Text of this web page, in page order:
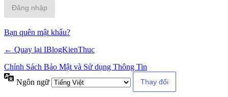
Bạn quên mật khẩu?
← Quay lại IBlogKienThuc
Chính Sách Bảo Mật và Sử dụng Thông Tin
Ngôn ngữ